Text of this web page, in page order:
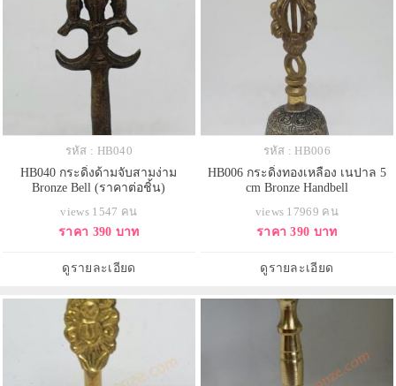
รหัส : HB040
HB040 กระดิ่งด้ามจับสามง่าม
Bronze Bell (ราคาต่อชิ้น)
views 1547 คน
ราคา 390 บาท
ดูรายละเอียด
รหัส : HB006
HB006 กระดิ่งทองเหลือง เนปาล 5
cm Bronze Handbell
views 17969 คน
ราคา 390 บาท
ดูรายละเอียด